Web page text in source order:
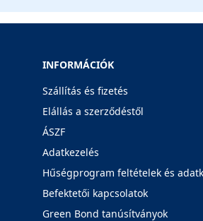
INFORMÁCIÓK
Szállítás és fizetés
Elállás a szerződéstől
ÁSZF
Adatkezelés
Hűségprogram feltételek és
Befektetői kapcsolatok
Green Bond tanúsítványok